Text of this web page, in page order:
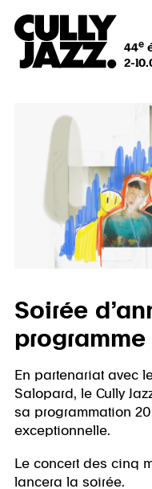
44e
2-
Soirée
programme
En partenariat avec
Salopard, le Cully
sa programmation
exceptionnelle.
Le concert des cinq
lancera la soirée.